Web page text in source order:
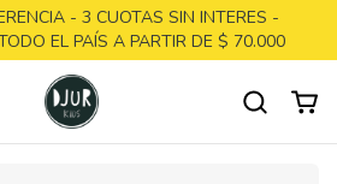
- 3 CUOTAS SIN INTERES -
EL PAÍS A PARTIR DE $ 70.000